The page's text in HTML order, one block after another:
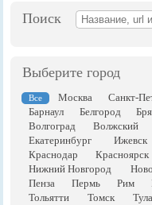
Поиск
Выберите город
Все Москва Санкт-
Барнаул
Белгород
Волгоград
Волжский
Екатеринбург
Ижевск
Краснодар
Красноярск
Нижний Новгород
Пенза
Пермь Рим
Тольятти
Томск Тула